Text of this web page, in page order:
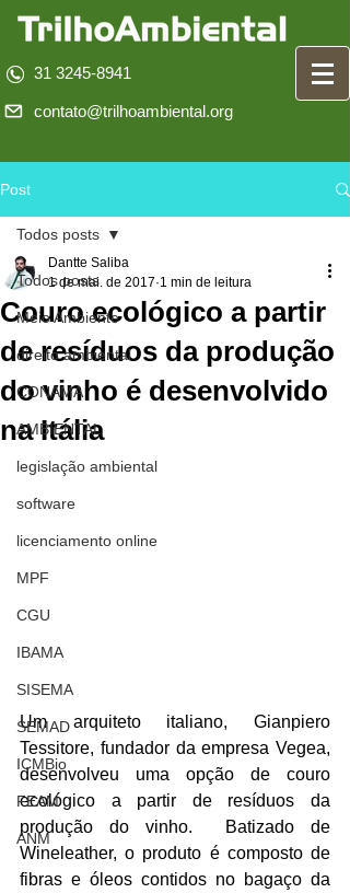
31 3245-8941
contato@trilhoambiental.org
Post
Todos posts
Meio Ambiente
direito ambiental
CONAMA
AMBIENTAL
legislação ambiental
software
licenciamento online
MPF
CGU
IBAMA
SISEMA
SEMAD
ICMBio
FEAM
ANM
Todos posts
Couro ecológico a partir
de resíduos da produção
do vinho é desenvolvido
na Itália
Dantte Saliba
1 de mai. de 2017 1 min de leitura
Um arquiteto italiano, Gianpiero
Tessitore, fundador da empresa Vegea,
desenvolveu uma opção de couro
ecológico a partir de resíduos da
produção do vinho.  Batizado de
Wineleather, o produto é composto de
fibras e óleos contidos no bagaço da